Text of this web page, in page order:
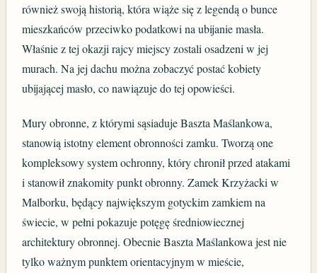
również swoją historią, która wiąże się z legendą o bunce
mieszkańców przeciwko podatkowi na ubijanie masła.
Właśnie z tej okazji rajcy miejscy zostali osadzeni w jej
murach. Na jej dachu można zobaczyć postać kobiety
ubijającej masło, co nawiązuje do tej opowieści.
Mury obronne, z którymi sąsiaduje Baszta Maślankowa,
stanowią istotny element obronności zamku. Tworzą one
kompleksowy system ochronny, który chronił przed atakami
i stanowił znakomity punkt obronny. Zamek Krzyżacki w
Malborku, będący największym gotyckim zamkiem na
świecie, w pełni pokazuje potęgę średniowiecznej
architektury obronnej. Obecnie Baszta Maślankowa jest nie
tylko ważnym punktem orientacyjnym w mieście,